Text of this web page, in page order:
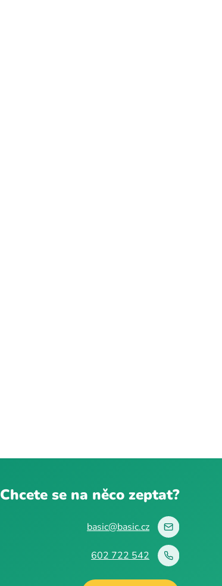
Chcete se na něco zeptat?
basic@basic.cz
602 722 542